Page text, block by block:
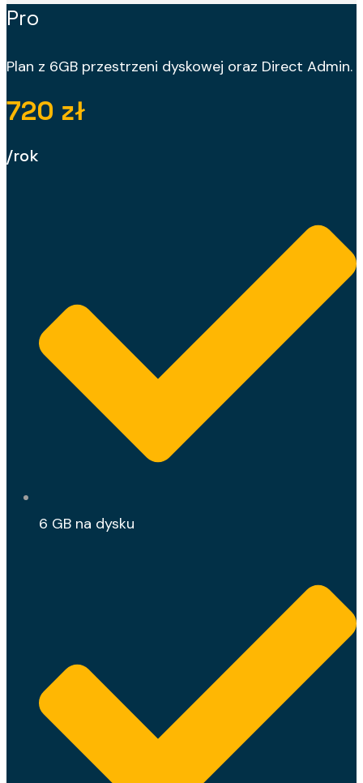
Pro
Plan z 6GB przestrzeni dyskowej oraz Direct Admin.
720 zł
/rok
6 GB na dysku